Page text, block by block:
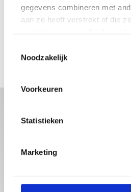
gegevens combineren met
aan ze heeft verstrekt of die
Noodzakelijk
Voorkeuren
Statistieken
Marketing
MAMA